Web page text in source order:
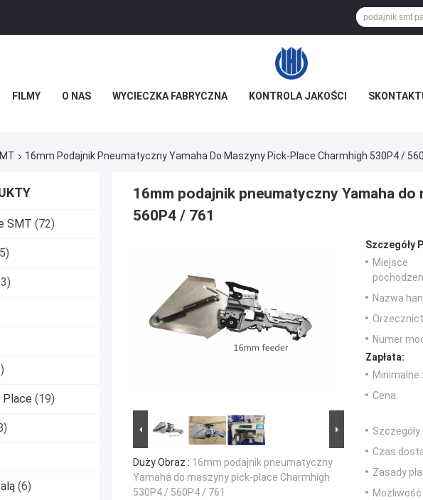
FILMY O NAS WYCIECZKA FABRYCZNA KONTROLA JAKOŚCI
16mm Podajnik Pneumatyczny Yamaha Do Maszyny Pick-Place Charmhigh 530P4 /
SMT (72)
Place (19)
(6)
16mm podajnik pneumatyczny Yamaha
560P4 / 761
Duży Obraz : 16mm podajnik pneumatyczny
Yamaha do maszyny pick-place Charmhigh
530P4 / 560P4 / 761
Szczegóły
Miejsce
Nazwa
Numer
Zapłata:
Minimalne
Cena:
Czas
Zasady
Możliwość